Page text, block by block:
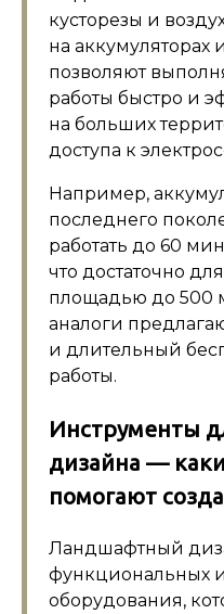
кусторезы и
на
позволяют
работы быстро и
на больших
доступа к
Например,
последнего
работать до 60
что достаточно
площадью до 500
аналоги
и длительный
работы.
Инструменты
дизайна —
помогают
Ландшафтный
функциональных
оборудования,